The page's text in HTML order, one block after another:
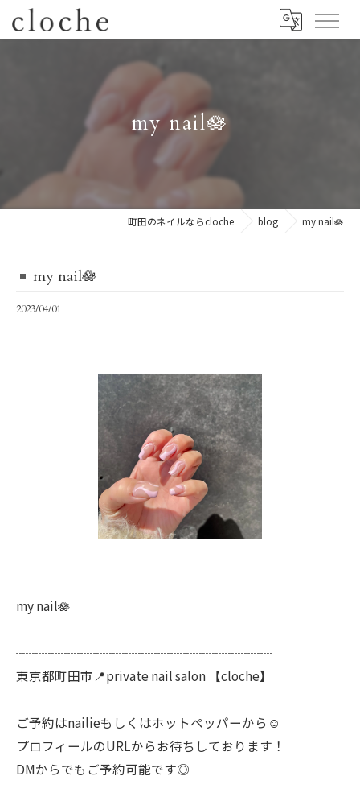
my nail🪷
町田のネイルならcloche blog my nail🪷
my nail🪷
2023/04/01
my nail🪷
┈┈┈┈┈┈┈┈┈┈┈┈┈┈┈┈┈┈┈┈
東京都町田市📍private nail salon 【cloche】
┈┈┈┈┈┈┈┈┈┈┈┈┈┈┈┈┈┈┈┈
ご予約はnailieもしくはホットペッパーから☺︎
プロフィールのURLからお待ちしております！
DMからでもご予約可能です◎